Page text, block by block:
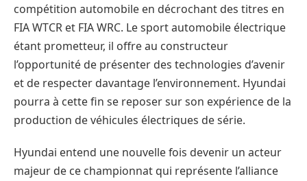
compétition automobile en décrochant des titres en
FIA WTCR et FIA WRC. Le sport automobile électrique
étant prometteur, il offre au constructeur
l’opportunité de présenter des technologies d’avenir
et de respecter davantage l’environnement. Hyundai
pourra à cette fin se reposer sur son expérience de la
production de véhicules électriques de série.
Hyundai entend une nouvelle fois devenir un acteur
majeur de ce championnat qui représente l’alliance